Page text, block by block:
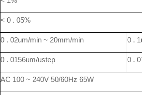
< 0 . 05%
0 . 02um/min ~ 20mm/min 0 .
0 . 0156um/ustep 0 .
AC 100 ~ 240V 50/60Hz 65W